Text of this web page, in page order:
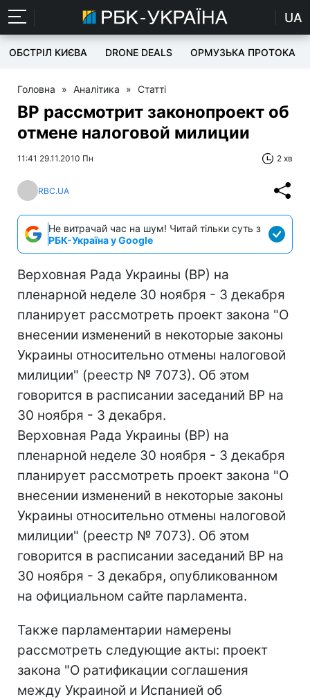
UA
ОБСТРІЛ КИЄВА DRONE DEALS ОРМУЗЬКА ПРОТОКА
Головна » Аналітика » Статті
ВР рассмотрит законопроект об
отмене налоговой милиции
11:41 29.11.2010 Пн 2 хв
RBC.UA
Не витрачай час на шум! Читай тільки суть з
РБК-Україна у Google
Верховная Рада Украины (ВР) на
пленарной неделе 30 ноября - 3 декабря
планирует рассмотреть проект закона "О
внесении изменений в некоторые законы
Украины относительно отмены налоговой
милиции" (реестр № 7073). Об этом
говорится в расписании заседаний ВР на
30 ноября - 3 декабря.
Верховная Рада Украины (ВР) на
пленарной неделе 30 ноября - 3 декабря
планирует рассмотреть проект закона "О
внесении изменений в некоторые законы
Украины относительно отмены налоговой
милиции" (реестр № 7073). Об этом
говорится в расписании заседаний ВР на
30 ноября - 3 декабря, опубликованном
на официальном сайте парламента.
Также парламентарии намерены
рассмотреть следующие акты: проект
закона "О ратификации соглашения
между Украиной и Испанией об